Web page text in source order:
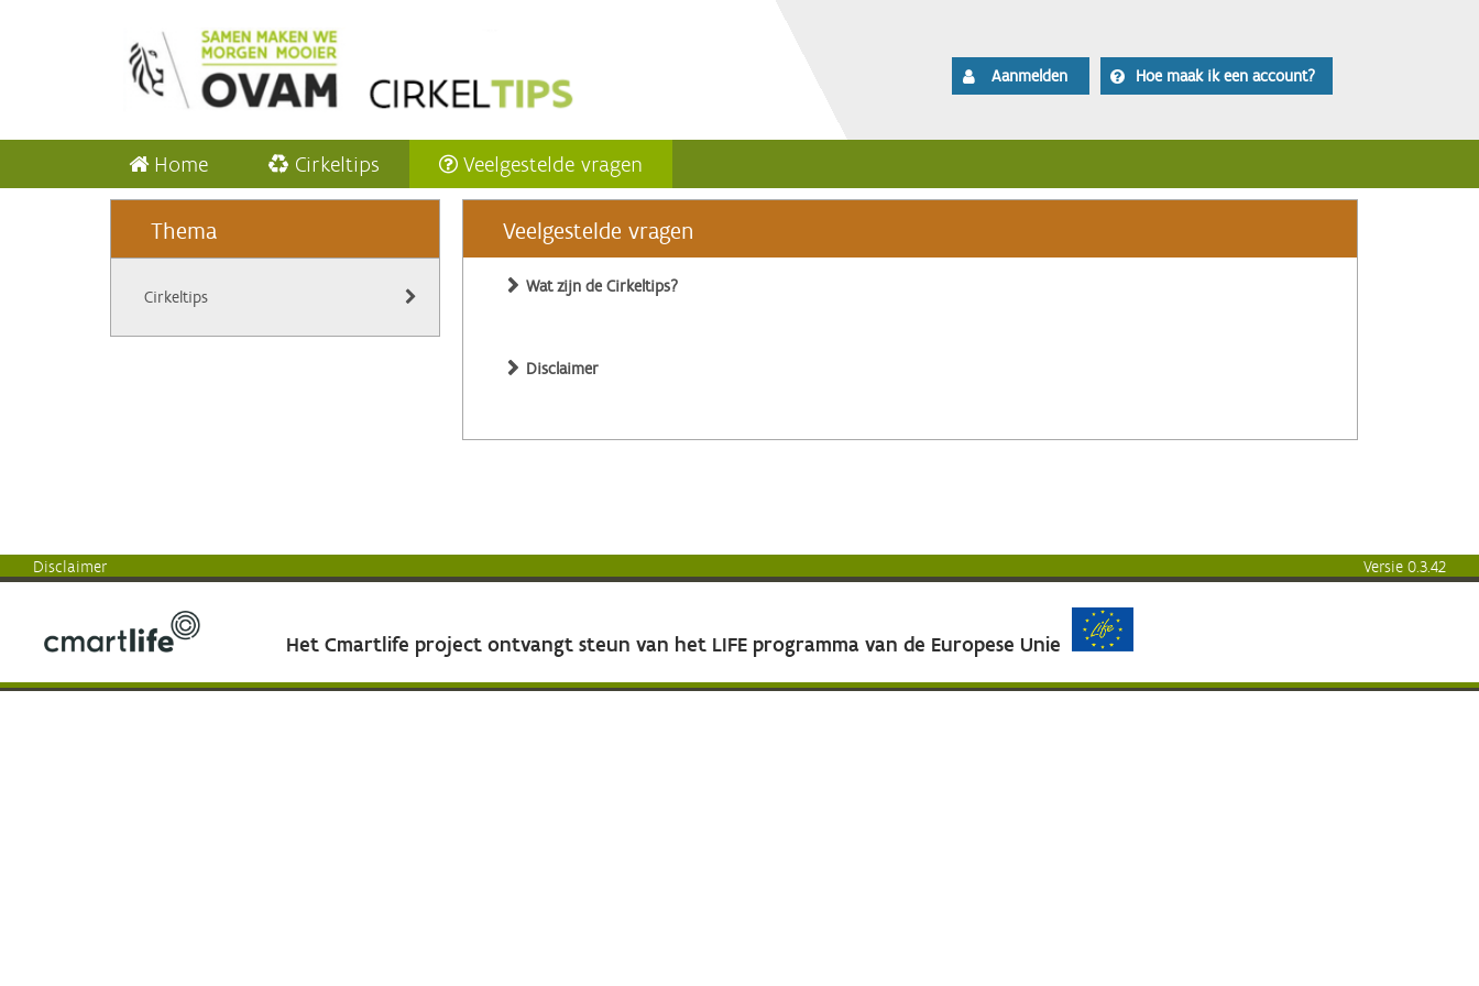
Aanmelden Hoe maak ik een account?
Home Cirkeltips Veelgestelde vragen
Thema
Cirkeltips
Veelgestelde vragen
Wat zijn de Cirkeltips?
Disclaimer
Disclaimer Versie 0.3.42
Het Cmartlife project ontvangt steun van het LIFE programma van de Europese Unie